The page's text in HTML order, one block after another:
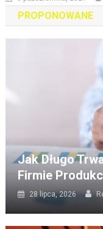
PROPONOWANE
Jak Długo
Firmie
28 lipca, 2026